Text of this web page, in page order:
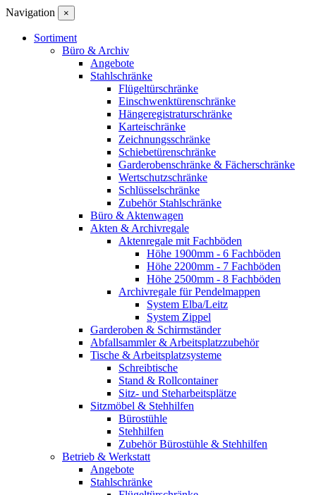
Navigation ×
Sortiment
Büro & Archiv
Angebote
Stahlschränke
Flügeltürschränke
Einschwenktürenschränke
Hängeregistraturschränke
Karteischränke
Zeichnungsschränke
Schiebetürenschränke
Garderobenschränke & Fächerschränke
Wertschutzschränke
Schlüsselschränke
Zubehör Stahlschränke
Büro & Aktenwagen
Akten & Archivregale
Aktenregale mit Fachböden
Höhe 1900mm - 6 Fachböden
Höhe 2200mm - 7 Fachböden
Höhe 2500mm - 8 Fachböden
Archivregale für Pendelmappen
System Elba/Leitz
System Zippel
Garderoben & Schirmständer
Abfallsammler & Arbeitsplatzzubehör
Tische & Arbeitsplatzsysteme
Schreibtische
Stand & Rollcontainer
Sitz- und Steharbeitsplätze
Sitzmöbel & Stehhilfen
Bürostühle
Stehhilfen
Zubehör Bürostühle & Stehhilfen
Betrieb & Werkstatt
Angebote
Stahlschränke